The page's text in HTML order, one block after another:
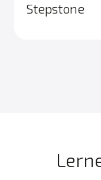
Stepstone